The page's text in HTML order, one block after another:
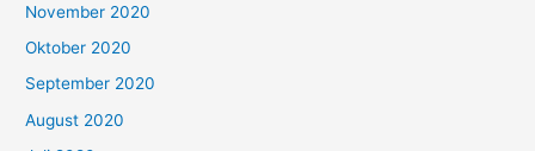
November 2020
Oktober 2020
September 2020
August 2020